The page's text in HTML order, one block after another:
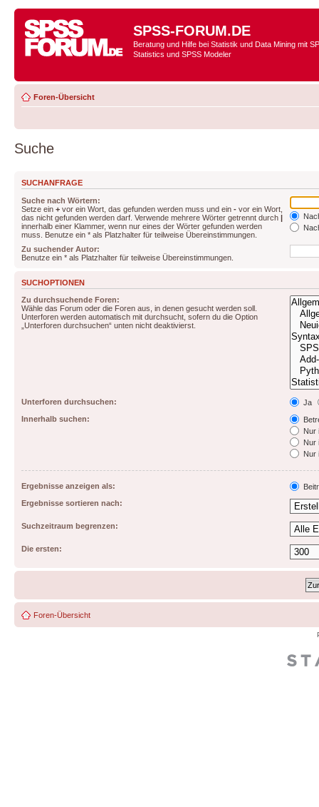
SPSS-FORUM.DE
Beratung und Hilfe bei Statistik und Data Mining mit
Statistics und SPSS Modeler
Foren-Übersicht
Suche
SUCHANFRAGE
Suche nach Wörtern:
Setze ein + vor ein Wort, das gefunden werden muss und ein - vor ein Wort,
das nicht gefunden werden darf. Verwende mehrere Wörter getrennt durch |
innerhalb einer Klammer, wenn nur eines der Wörter gefunden werden
muss. Benutze ein * als Platzhalter für teilweise Übereinstimmungen.
Zu suchender Autor:
Benutze ein * als Platzhalter für teilweise Übereinstimmungen.
SUCHOPTIONEN
Zu durchsuchende Foren:
Wähle das Forum oder die Foren aus, in denen gesucht werden soll.
Unterforen werden automatisch mit durchsucht, sofern du die Option
„Unterforen durchsuchen“ unten nicht deaktivierst.
Unterforen durchsuchen:
Ja
Innerhalb suchen:
Nur
Nur
Nur
Ergebnisse anzeigen als:
Ergebnisse sortieren nach:
Suchzeitraum begrenzen:
Die ersten:
Foren-Übersicht